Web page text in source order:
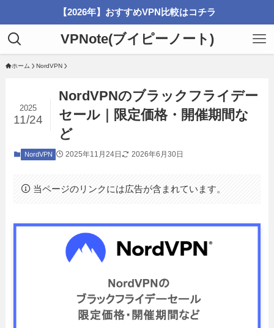
【2026年】おすすめVPN比較はコチラ
VPNote(ブイピーノート)
ホーム NordVPN
NordVPNのブラックフライデー
セール｜限定価格・開催期間な
ど
2025
11/24
NordVPN 2025年11月24日 2026年6月30日
当ページのリンクには広告が含まれています。